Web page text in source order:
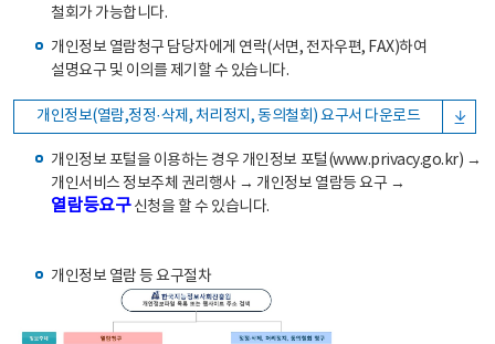
철회가 가능합니다.
개인정보 열람청구 담당자에게 연락(서면, 전자우편, FAX)하여
설명요구 및 이의를 제기할 수 있습니다.
개인정보(열람,정정·삭제, 처리정지, 동의철회) 요구서 다운로드
개인정보 포털을 이용하는 경우 개인정보 포털(www.privacy.go.kr) →
개인서비스 정보주체 권리행사 → 개인정보 열람등 요구 →
열람등요구신청을 할 수 있습니다.
개인정보 열람 등 요구절차